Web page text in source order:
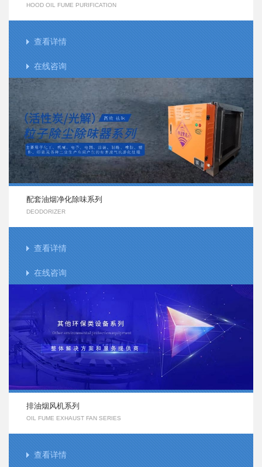
HOOD OIL FUME PURIFICATION
查看详情
在线咨询
配套油烟净化除味系列
DEODORIZER
查看详情
在线咨询
排油烟风机系列
OIL FUME EXHAUST FAN SERIES
查看详情